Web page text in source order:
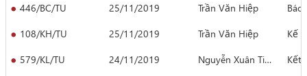
446/BC/TU
25/11/2019 Trần Văn Hiệp
108/KH/TU
25/11/2019 Trần Văn Hiệp
Kế
579/KL/TU
24/11/2019 Nguyễn Xuân Tiến
Kết